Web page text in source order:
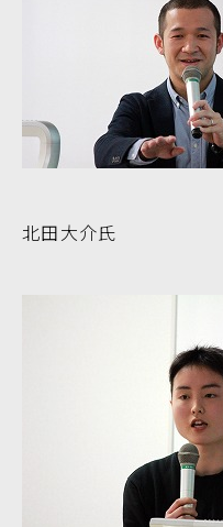
北田大介氏